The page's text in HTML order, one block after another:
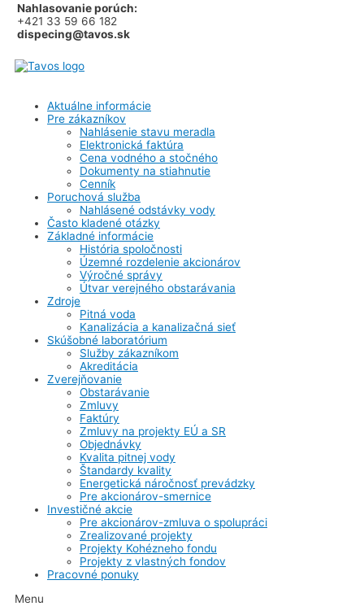
Nahlasovanie porúch:
+421 33 59 66 182
dispecing@tavos.sk
Aktuálne informácie
Pre zákazníkov
Nahlásenie stavu meradla
Elektronická faktúra
Cena vodného a stočného
Dokumenty na stiahnutie
Cenník
Poruchová služba
Nahlásené odstávky vody
Často kladené otázky
Základné informácie
História spoločnosti
Územné rozdelenie akcionárov
Výročné správy
Útvar verejného obstarávania
Zdroje
Pitná voda
Kanalizácia a kanalizačná sieť
Skúšobné laboratórium
Služby zákazníkom
Akreditácia
Zverejňovanie
Obstarávanie
Zmluvy
Faktúry
Zmluvy na projekty EÚ a SR
Objednávky
Kvalita pitnej vody
Štandardy kvality
Energetická náročnosť prevádzky
Pre akcionárov-smernice
Investičné akcie
Pre akcionárov-zmluva o spolupráci
Zrealizované projekty
Projekty Kohézneho fondu
Projekty z vlastných fondov
Pracovné ponuky
Menu